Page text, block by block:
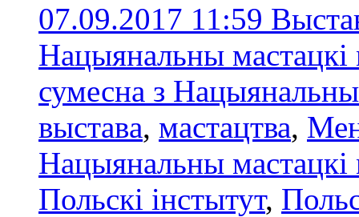
07.09.2017 11:59
Нацыянальны мастацкі
сумесна з
выставa, мастацтва,
Нацыянальны мастацкі
Польскі інстытут,